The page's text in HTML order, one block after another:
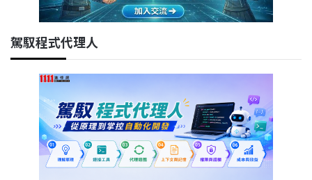
駕馭程式代理人